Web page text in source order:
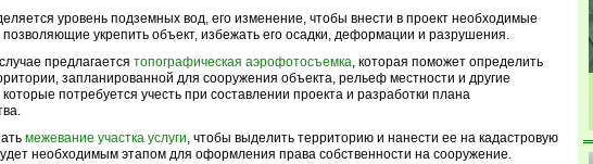
уровень подземных вод, его изменение, чтобы внести в проект необходимые
укрепить объект, избежать его осадки, деформации и разрушения.
предлагается топографическая аэрофотосъемка, которая поможет определить
запланированной для сооружения объекта, рельеф местности и другие
потребуется учесть при составлении проекта и разработки плана
межевание участка услуги, чтобы выделить территорию и нанести ее на кадастровую
необходимым этапом для оформления права собственности на сооружение.